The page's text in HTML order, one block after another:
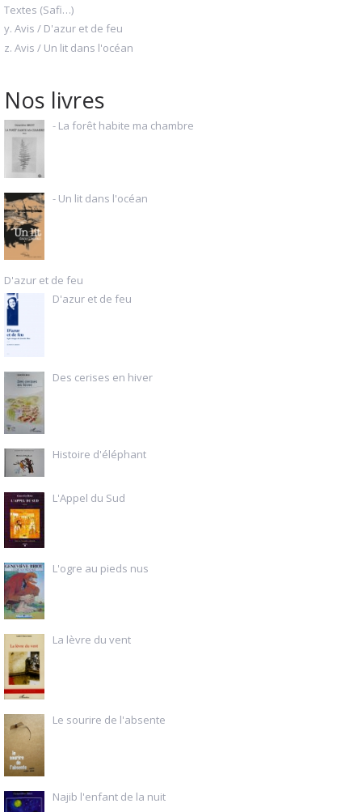
Textes (Safi…)
y. Avis / D'azur et de feu
z. Avis / Un lit dans l'océan
Nos livres
- La forêt habite ma chambre
- Un lit dans l'océan
D'azur et de feu
D'azur et de feu
Des cerises en hiver
Histoire d'éléphant
L'Appel du Sud
L'ogre au pieds nus
La lèvre du vent
Le sourire de l'absente
Najib l'enfant de la nuit